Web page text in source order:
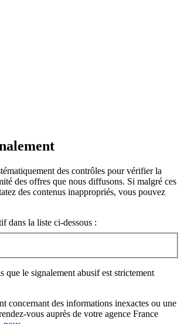
des contrôles pour vérifier la
des offres que nous diffusons. Si malgré ces
des contenus inappropriés, vous pouvez
dans la liste ci-dessous :
que le signalement abusif est strictement
concernant des informations inexactes ou une
vous auprès de votre agence France